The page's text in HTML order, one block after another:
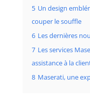
5 Un design
couper le souffle
6 Les dernières
7 Les services
assistance à la
8 Maserati, une